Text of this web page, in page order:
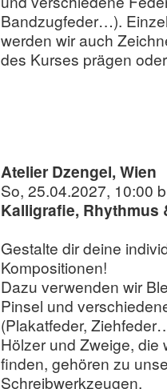
Bandzugfeder…).
werden wir auch
des Kurses prägen
Atelier Dzengel, Wien
So, 25.04.2027, 10:00
Kalligrafie, Rhythmus
Gestalte dir deine
Kompositionen!
Dazu verwenden wir
Pinsel und
(Plakatfeder,
Hölzer und Zweige, die
finden, gehören zu
Schreibwerkzeugen.